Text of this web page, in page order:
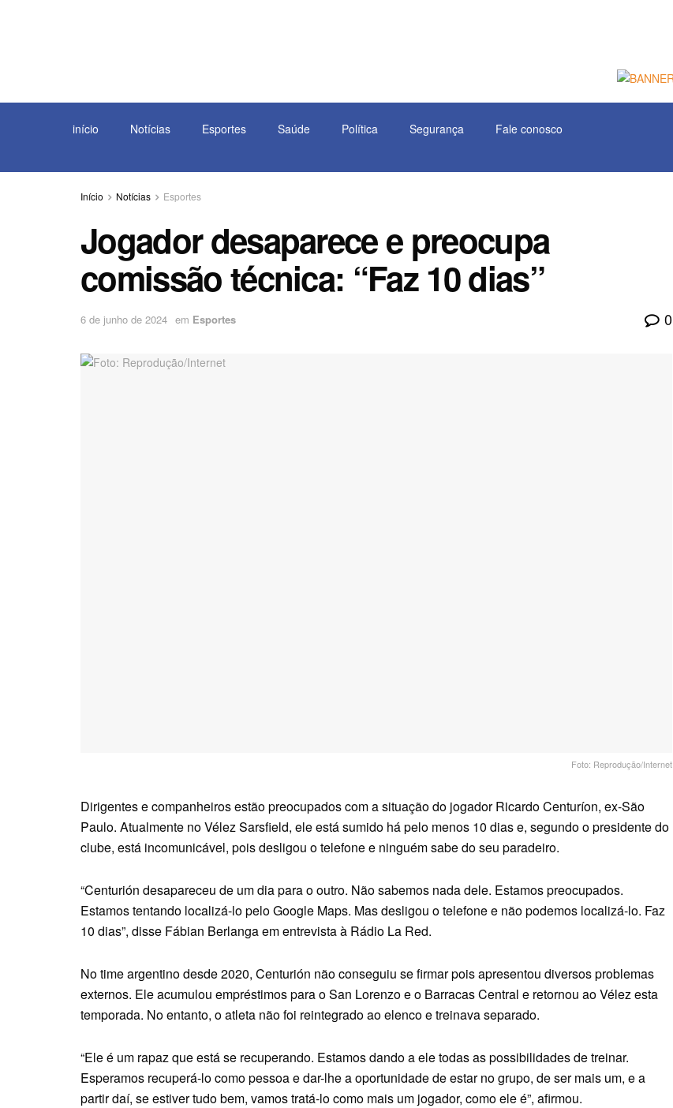
início Notícias Esportes Saúde Política Segurança Fale conosco
Início Notícias Esportes
Jogador desaparece e preocupa
comissão técnica: “Faz 10 dias”
6 de junho de 2024 em Esportes 0
Foto: Reprodução/Internet
Dirigentes e companheiros estão preocupados com a situação do jogador Ricardo Centuríon, ex-São
Paulo. Atualmente no Vélez Sarsfield, ele está sumido há pelo menos 10 dias e, segundo o presidente do
clube, está incomunicável, pois desligou o telefone e ninguém sabe do seu paradeiro.
“Centurión desapareceu de um dia para o outro. Não sabemos nada dele. Estamos preocupados.
Estamos tentando localizá-lo pelo Google Maps. Mas desligou o telefone e não podemos localizá-lo. Faz
10 dias”, disse Fábian Berlanga em entrevista à Rádio La Red.
No time argentino desde 2020, Centurión não conseguiu se firmar pois apresentou diversos problemas
externos. Ele acumulou empréstimos para o San Lorenzo e o Barracas Central e retornou ao Vélez esta
temporada. No entanto, o atleta não foi reintegrado ao elenco e treinava separado.
“Ele é um rapaz que está se recuperando. Estamos dando a ele todas as possibilidades de treinar.
Esperamos recuperá-lo como pessoa e dar-lhe a oportunidade de estar no grupo, de ser mais um, e a
partir daí, se estiver tudo bem, vamos tratá-lo como mais um jogador, como ele é”, afirmou.